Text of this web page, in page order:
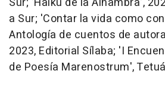
a Sur; 'Contar la vida como
Antología de cuentos de
2023, Editorial Sílaba; 'I
de Poesía Marenostrum',